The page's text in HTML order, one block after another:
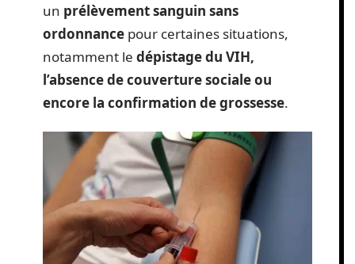
un prélèvement sanguin sans
ordonnance pour certaines situations,
notamment le dépistage du VIH,
l’absence de couverture sociale ou
encore la confirmation de grossesse.